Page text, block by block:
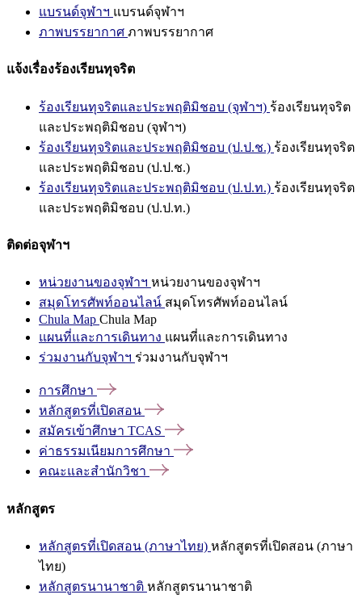
แบรนด์จุฬาฯ แบรนด์จุฬาฯ
ภาพบรรยากาศ ภาพบรรยากาศ
แจ้งเรื่องร้องเรียนทุจริต
ร้องเรียนทุจริตและประพฤติมิชอบ (จุฬาฯ) ร้องเรียนทุจริต
และประพฤติมิชอบ (จุฬาฯ)
ร้องเรียนทุจริตและประพฤติมิชอบ (ป.ป.ช.) ร้องเรียนทุจริต
และประพฤติมิชอบ (ป.ป.ช.)
ร้องเรียนทุจริตและประพฤติมิชอบ (ป.ป.ท.) ร้องเรียนทุจริต
และประพฤติมิชอบ (ป.ป.ท.)
ติดต่อจุฬาฯ
หน่วยงานของจุฬาฯ หน่วยงานของจุฬาฯ
สมุดโทรศัพท์ออนไลน์ สมุดโทรศัพท์ออนไลน์
Chula Map Chula Map
แผนที่และการเดินทาง แผนที่และการเดินทาง
ร่วมงานกับจุฬาฯ ร่วมงานกับจุฬาฯ
การศึกษา
หลักสูตรที่เปิดสอน
สมัครเข้าศึกษา TCAS
ค่าธรรมเนียมการศึกษา
คณะและสำนักวิชา
หลักสูตร
หลักสูตรที่เปิดสอน (ภาษาไทย) หลักสูตรที่เปิดสอน (ภาษา
ไทย)
หลักสูตรนานาชาติ หลักสูตรนานาชาติ